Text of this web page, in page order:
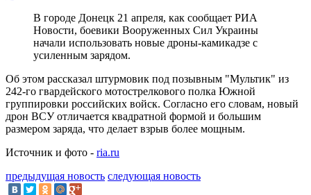
В городе Донецк 21 апреля, как сообщает РИА
Новости, боевики Вооруженных Сил Украины
начали использовать новые дроны-камикадзе с
усиленным зарядом.
Об этом рассказал штурмовик под позывным "Мультик" из
242-го гвардейского мотострелкового полка Южной
группировки российских войск. Согласно его словам, новый
дрон ВСУ отличается квадратной формой и большим
размером заряда, что делает взрыв более мощным.
Источник и фото - ria.ru
предыдущая новость следующая новость